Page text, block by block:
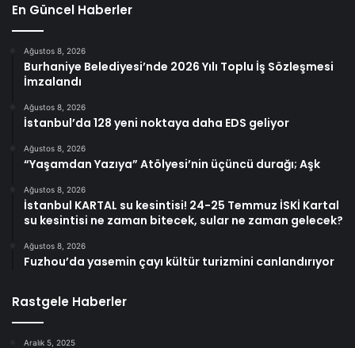
En Güncel Haberler
Ağustos 8, 2026
Burhaniye Belediyesi’nde 2026 Yılı Toplu İş Sözleşmesi
İmzalandı
Ağustos 8, 2026
İstanbul’da 128 yeni noktaya daha EDS geliyor
Ağustos 8, 2026
“Yaşamdan Yazıya” Atölyesi’nin üçüncü durağı; Aşk
Ağustos 8, 2026
İstanbul KARTAL su kesintisi! 24-25 Temmuz İSKİ Kartal
su kesintisi ne zaman bitecek, sular ne zaman gelecek?
Ağustos 8, 2026
Fuzhou’da yasemin çayı kültür turizmini canlandırıyor
Rastgele Haberler
Aralık 5, 2025